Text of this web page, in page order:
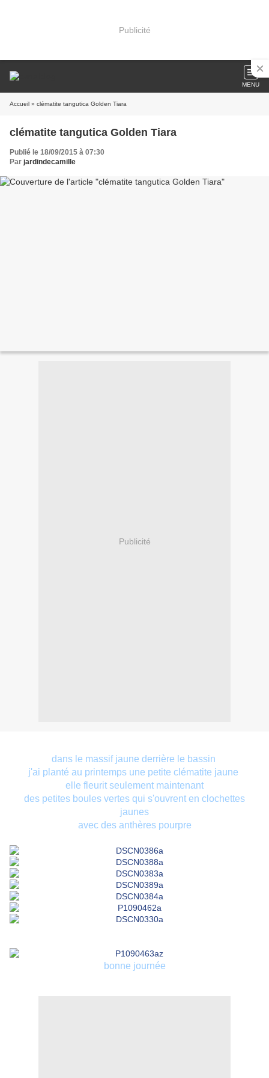
Publicité
MENU
Accueil » clématite tangutica Golden Tiara
clématite tangutica Golden Tiara
Publié le 18/09/2015 à 07:30
Par jardindecamille
Publicité
dans le massif jaune derrière le bassin
j'ai planté au printemps une petite clématite jaune
elle fleurit seulement maintenant
des petites boules vertes qui s'ouvrent en clochettes
jaunes
avec des anthères pourpre
bonne journée